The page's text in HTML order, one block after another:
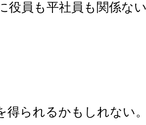
役員も平社員も関係な
得られるかもしれない